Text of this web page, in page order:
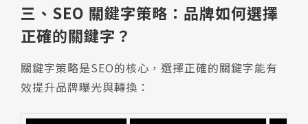
三、SEO 關鍵字策略：品牌如何選擇
正確的關鍵字？
關鍵字策略是SEO的核心，選擇正確的關鍵字能有
效提升品牌曝光與轉換：